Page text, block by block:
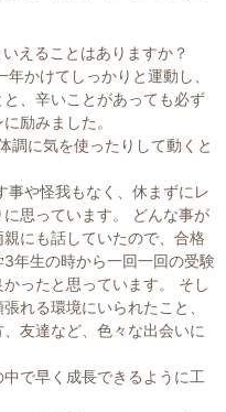
えることはありますか？
かけてしっかりと運動し、
、辛いことがあっても必ず
励みました。
調に気を使ったりして動くと
事や怪我もなく、休まずにレ
思っています。 どんな事が
にも話していたので、合格
年生の時から一回一回の受験
ったと思っています。 そし
れる環境にいられたこと、
友達など、色々な出会いに
で早く成長できるように工